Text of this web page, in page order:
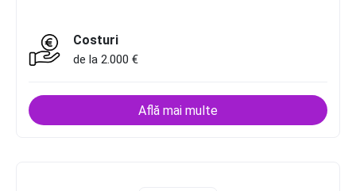
Costuri
de la 2.000 €
Află mai multe